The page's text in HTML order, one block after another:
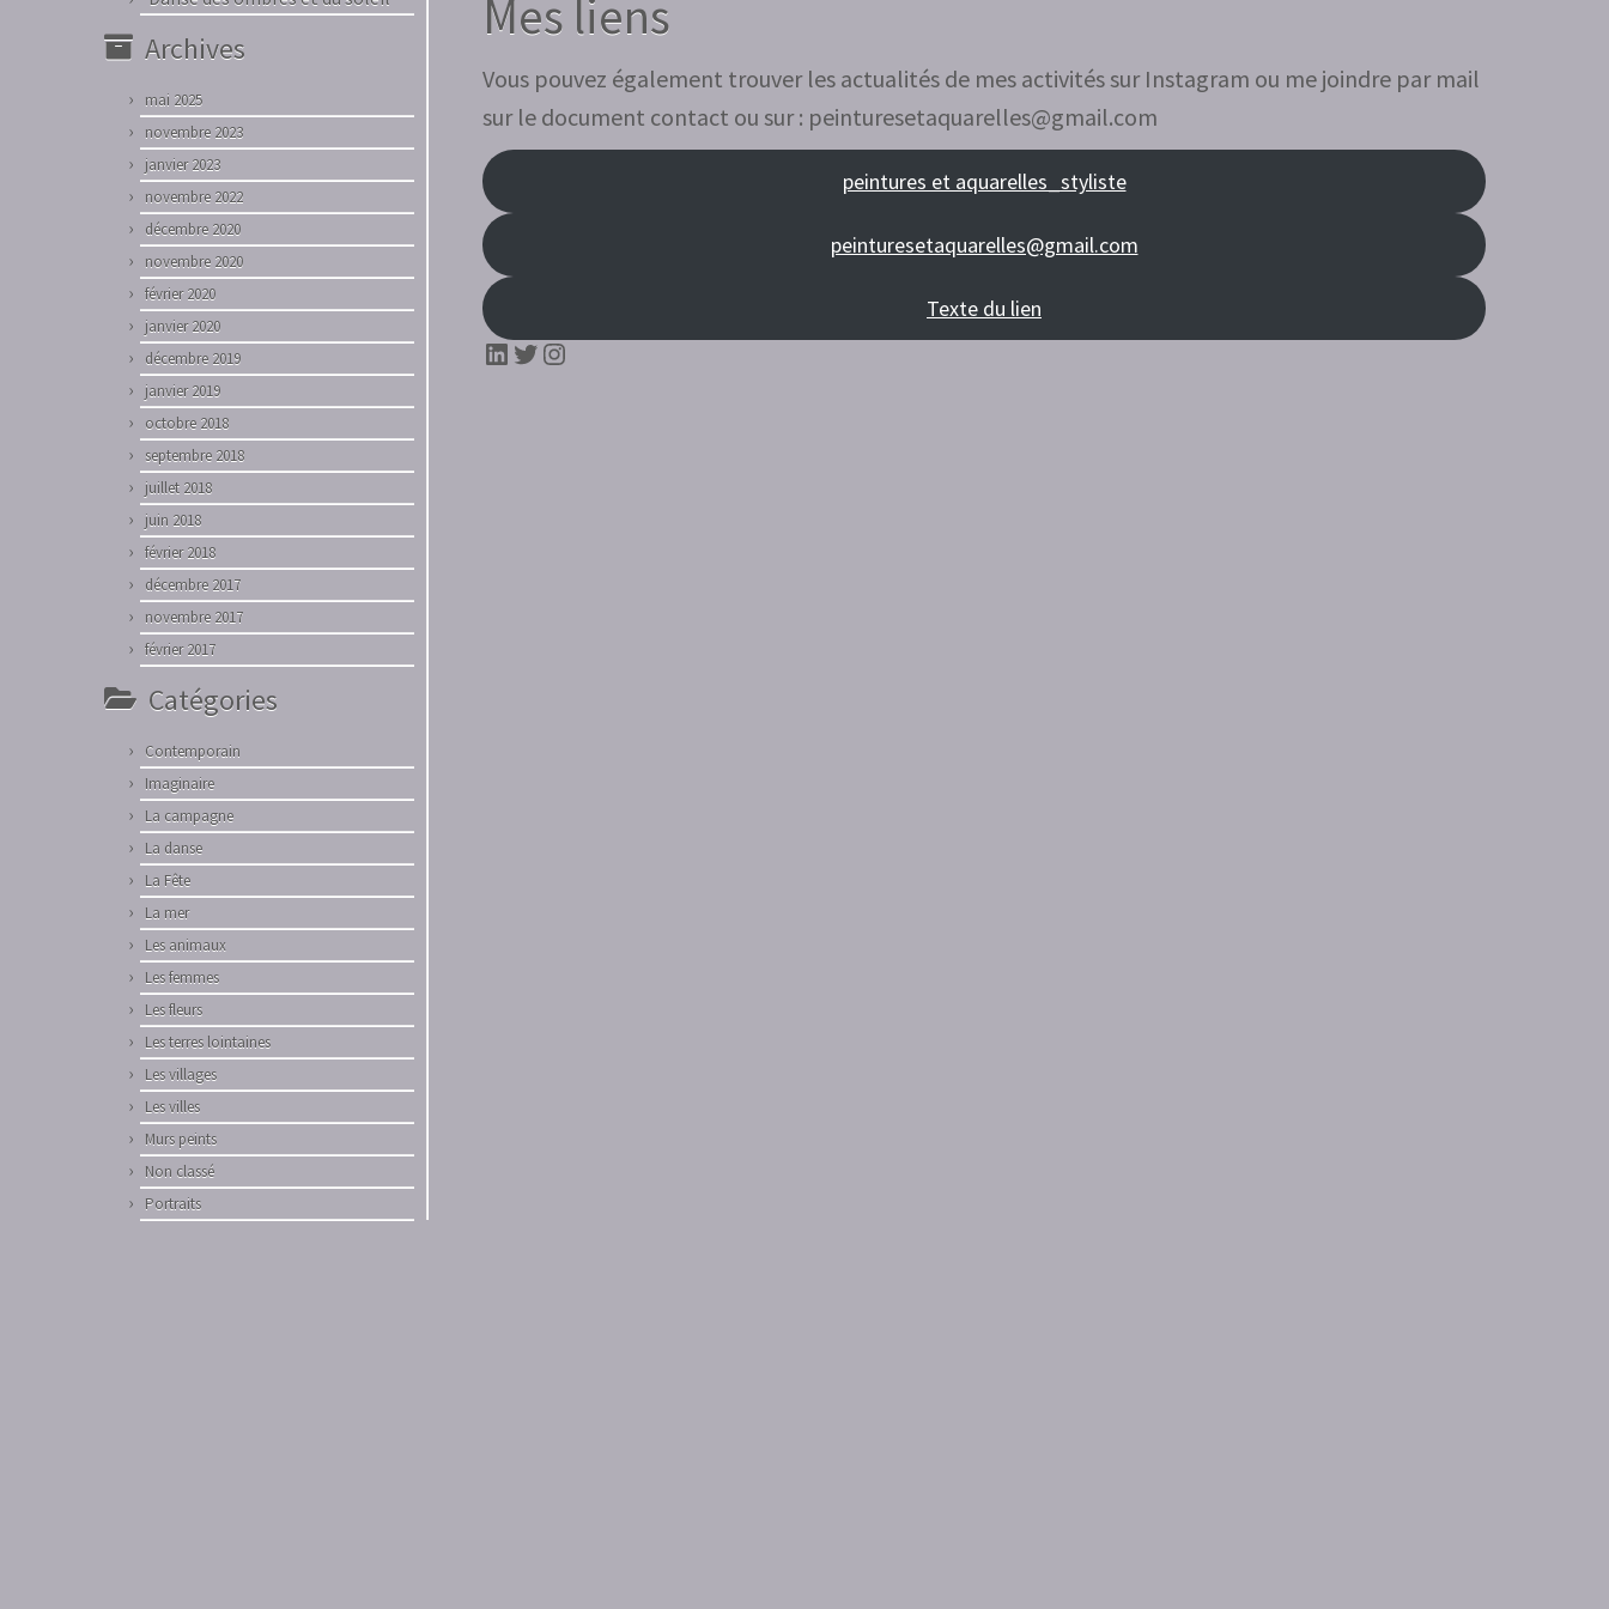
Archives
mai 2025
novembre 2023
janvier 2023
novembre 2022
décembre 2020
novembre 2020
février 2020
janvier 2020
décembre 2019
janvier 2019
octobre 2018
septembre 2018
juillet 2018
juin 2018
février 2018
décembre 2017
novembre 2017
février 2017
Catégories
Contemporain
Imaginaire
La campagne
La danse
La Fête
La mer
Les animaux
Les femmes
Les fleurs
Les terres lointaines
Les villages
Les villes
Murs peints
Non classé
Portraits
Mes liens
Vous pouvez également trouver les actualités de mes activités sur Instagram ou me joindre par mail
sur le document contact ou sur : peinturesetaquarelles@gmail.com
peintures et aquarelles_styliste
peinturesetaquarelles@gmail.com
Texte du lien
LinkedIn
Twitter
Instagram